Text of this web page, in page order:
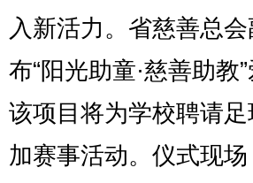
入新活力。省慈善总
布“阳光助童·慈善助教
该项目将为学校聘请
加赛事活动。仪式现